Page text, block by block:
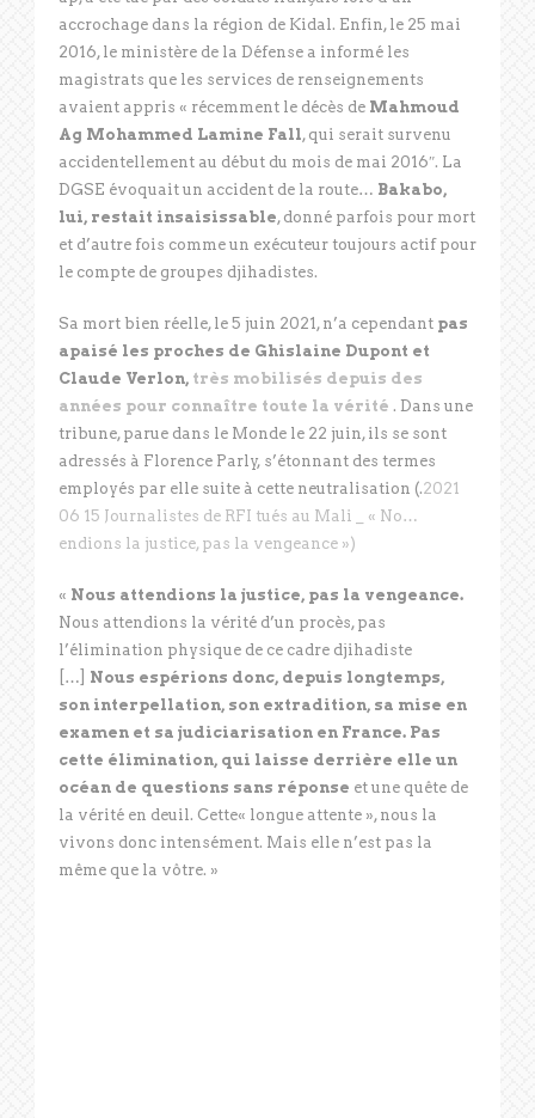
accrochage dans la région de Kidal. Enfin, le 25 mai
2016, le ministère de la Défense a informé les
magistrats que les services de renseignements
avaient appris « récemment le décès de Mahmoud
Ag Mohammed Lamine Fall, qui serait survenu
accidentellement au début du mois de mai 2016″. La
DGSE évoquait un accident de la route… Bakabo,
lui, restait insaisissable, donné parfois pour mort
et d’autre fois comme un exécuteur toujours actif pour
le compte de groupes djihadistes.
Sa mort bien réelle, le 5 juin 2021, n’a cependant pas
apaisé les proches de Ghislaine Dupont et
Claude Verlon, très mobilisés depuis des
années pour connaître toute la vérité . Dans une
tribune, parue dans le Monde le 22 juin, ils se sont
adressés à Florence Parly, s’étonnant des termes
employés par elle suite à cette neutralisation (.2021
06 15 Journalistes de RFI tués au Mali _ « No…
endions la justice, pas la vengeance »)
« Nous attendions la justice, pas la vengeance.
Nous attendions la vérité d’un procès, pas
l’élimination physique de ce cadre djihadiste
[…] Nous espérions donc, depuis longtemps,
son interpellation, son extradition, sa mise en
examen et sa judiciarisation en France. Pas
cette élimination, qui laisse derrière elle un
océan de questions sans réponse et une quête de
la vérité en deuil. Cette« longue attente », nous la
vivons donc intensément. Mais elle n’est pas la
même que la vôtre. »